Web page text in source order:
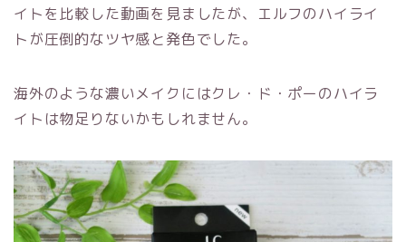
イトを比較した動画を見ましたが、エルフのハイライ
トが圧倒的なツヤ感と発色でした。
海外のような濃いメイクにはクレ・ド・ポーのハイラ
イトは物足りないかもしれません。